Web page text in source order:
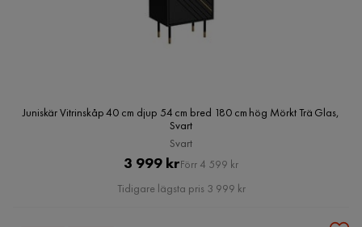
Juniskär Vitrinskåp 40 cm djup 54 cm bred 180 cm hög Mörkt Trä Glas,
Svart
Svart
Pris
3 999 krOriginal
Pris
Förr 4 599 kr
Tidigare lägsta pris 3 999 kr